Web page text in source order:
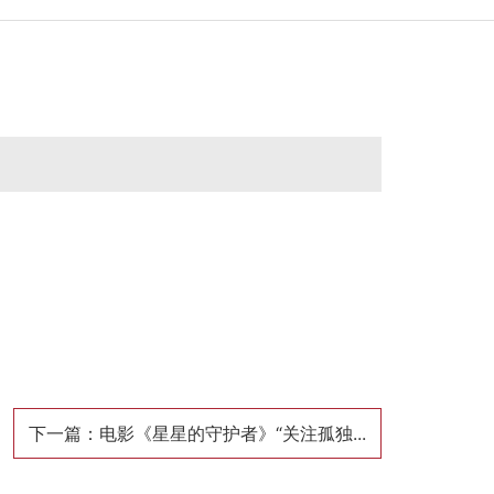
下一篇：电影《星星的守护者》“关注孤独...